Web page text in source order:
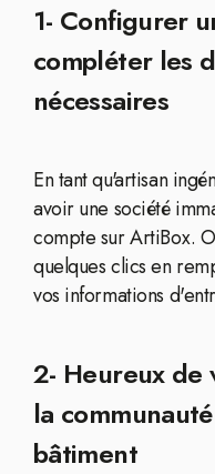
1- Configurer
compléter les
nécessaires
En tant qu'artisan
avoir une société
compte sur ArtiBox.
quelques clics en
vos informations
2- Heureux de
la
bâtiment